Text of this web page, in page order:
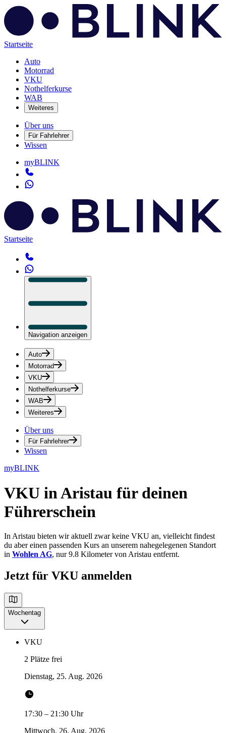
Startseite
Auto
Motorrad
VKU
Nothelferkurse
WAB
Weiteres
Über uns
Für Fahrlehrer
Wissen
myBLINK
Startseite
Navigation anzeigen
Auto
Motorrad
VKU
Nothelferkurse
WAB
Weiteres
Über uns
Für Fahrlehrer
Wissen
myBLINK
VKU in Aristau für deinen
Führerschein
In Aristau bieten wir aktuell zwar keine VKU an, vielleicht findest
du aber einen passenden Kurs an unserem nahegelegenen Standort
in Wohlen AG, nur 9.8 Kilometer von Aristau entfernt.
Jetzt für VKU anmelden
Wochentag
VKU
2 Plätze frei
Dienstag, 25. Aug. 2026
17:30 – 21:30 Uhr
Mittwoch, 26. Aug. 2026